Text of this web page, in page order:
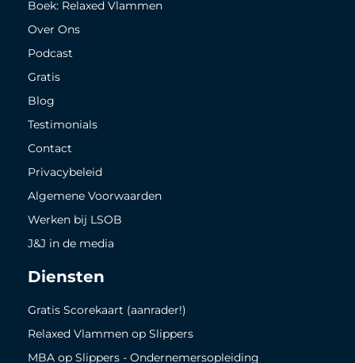
Boek: Relaxed Vlammen
Over Ons
Podcast
Gratis
Blog
Testimonials
Contact
Privacybeleid
Algemene Voorwaarden
Werken bij LSOB
J&J in de media
Diensten
Gratis Scorekaart (aanrader!)
Relaxed Vlammen op Slippers
MBA op Slippers - Ondernemersopleiding